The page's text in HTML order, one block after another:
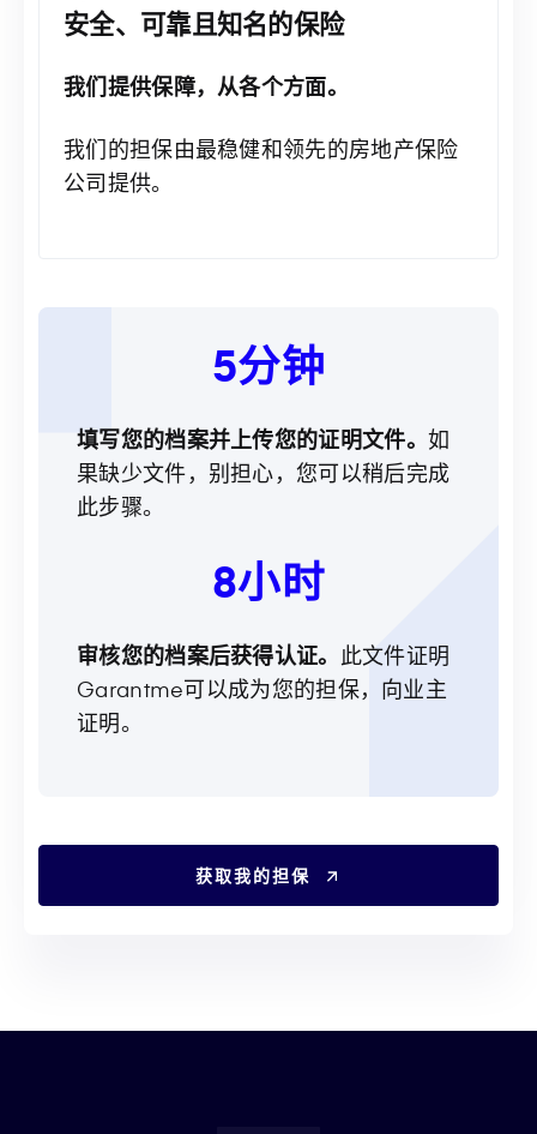
安全、可靠且知名的保险
我们提供保障，从各个方面。
我们的担保由最稳健和领先的房地产保险
公司提供。
5分钟
填写您的档案并上传您的证明文件。 如
果缺少文件，别担心，您可以稍后完成
此步骤。
8小时
审核您的档案后获得认证。 此文件证明
Garantme可以成为您的担保，向业主
证明。
获取我的担保